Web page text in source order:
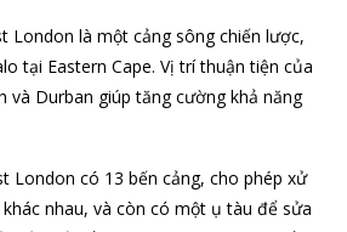
London là một cảng sông chiến lược,
tại Eastern Cape. Vị trí thuận tiện của
và Durban giúp tăng cường khả năng
London có 13 bến cảng, cho phép xử
nhau, và còn có một ụ tàu để sửa